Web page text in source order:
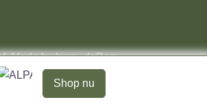
Made byburo_deBom.
Shop nu